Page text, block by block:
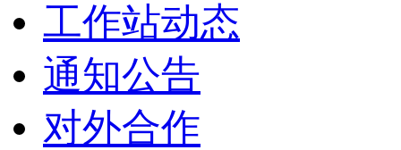
工作站动态
通知公告
对外合作